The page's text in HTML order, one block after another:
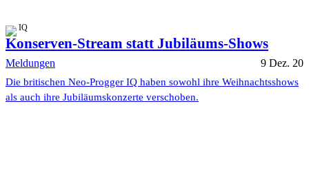
IQ
Konserven-Stream statt Jubiläums-Shows
Meldungen 9 Dez. 20
Die britischen Neo-Progger IQ haben sowohl ihre Weihnachtsshows
als auch ihre Jubiläumskonzerte verschoben.